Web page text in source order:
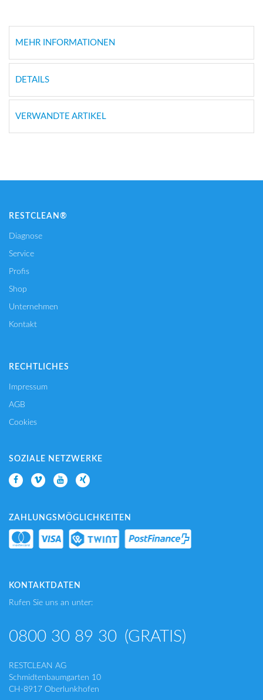
MEHR INFORMATIONEN
DETAILS
VERWANDTE ARTIKEL
RESTCLEAN®
Diagnose
Service
Profis
Shop
Unternehmen
Kontakt
RECHTLICHES
Impressum
AGB
Cookies
SOZIALE NETZWERKE
ZAHLUNGSMÖGLICHKEITEN
KONTAKTDATEN
Rufen Sie uns an unter:
0800 30 89 30 (GRATIS)
RESTCLEAN AG
Schmidtenbaumgarten 10
CH-8917 Oberlunkhofen